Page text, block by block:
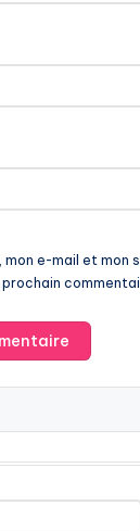
mon e-mail et mon